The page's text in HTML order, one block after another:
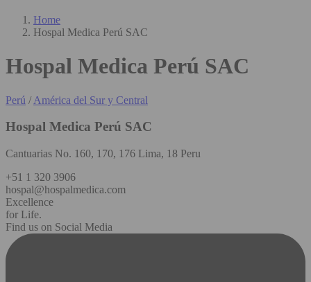
Home
Hospal Medica Perú SAC
Hospal Medica Perú SAC
Perú / América del Sur y Central
Hospal Medica Perú SAC
Cantuarias No. 160, 170, 176 Lima, 18 Peru
+51 1 320 3906
hospal@hospalmedica.com
Excellence
for Life.
Find us on Social Media